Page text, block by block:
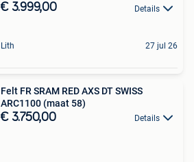
€ 3.999,00 Details
Lith 27 jul 26
Felt FR SRAM RED AXS DT SWISS
ARC1100 (maat 58)
€ 3.750,00 Details